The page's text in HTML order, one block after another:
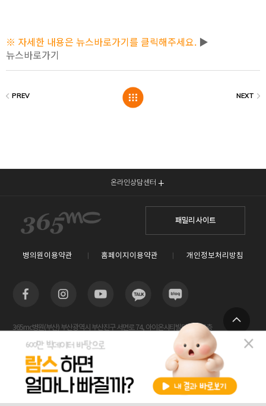
※ 자세한 내용은 뉴스바로가기를 클릭해주세요. ▶
뉴스바로가기
TOP
비용안내 전화상담 카톡상담
온라인상담센터
패밀리 사이트
병의원이용약관 홈페이지이용약관 개인정보처리방침
365mc병원(부산) 부산광역시 부산진구 서면로 74, 아이온시티빌딩 13~15층
사업자등록번호 : 605-26-86822 / 박윤찬, 김남철 / 대표전화번호 / 1577-3653
람스 스페셜센터(해운대) 부산광역시 해운대구 센텀2로 20(우동) 센텀타워메디컬 14층
사업자등록번호 : 209-24-42511 / 서성훈
홈페이지관리 (주)365mc / 서울특별시 서초구 서초대로52길 7, 3~4층(서초동, 제일빌딩) /
120-87-04354 / 김남철